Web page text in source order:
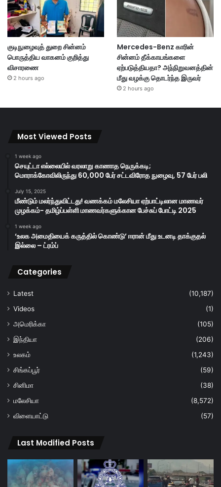
குடிநுழைவுத் துறை சின்னம்
பொருத்திய வாகனம் குறித்து
விசாரணை
2 hours ago
Mercedes-Benz காரின்
சின்னம் தீக்காயங்களை
ஏற்படுத்தியதா? அந்நிறுவனத்தின்
மீது வழக்கு தொடர்ந்த இருவர்
2 hours ago
Most Viewed Posts
1 week ago
செயுட்டா எல்லையில் வரலாறு காணாத நெருக்கடி;
மொராக்கோவிலிருந்து 60,000 பேர் சட்டவிரோத நுழைவு, 57 பேர் பலி
July 15, 2025
மீண்டும் மலர்ந்துவிட்டது! வணக்கம் மலேசியா ஏற்பாட்டிலான மாணவர்
முழக்கம்- தமிழ்ப்பள்ளி மாணவர்களுக்கான பேச்சுப் போட்டி 2025
1 week ago
‘உலக அமைதியைக் கருத்தில் கொண்டு’ ஈரான் மீது உடனடி தாக்குதல்
இல்லை – ட்ரம்ப்
Categories
Latest
(10,187)
Videos
(1)
அமெரிக்கா
(105)
இந்தியா
(206)
உலகம்
(1,243)
சிங்கப்பூர்
(59)
சினிமா
(38)
மலேசியா
(8,572)
விளையாட்டு
(57)
Last Modified Posts